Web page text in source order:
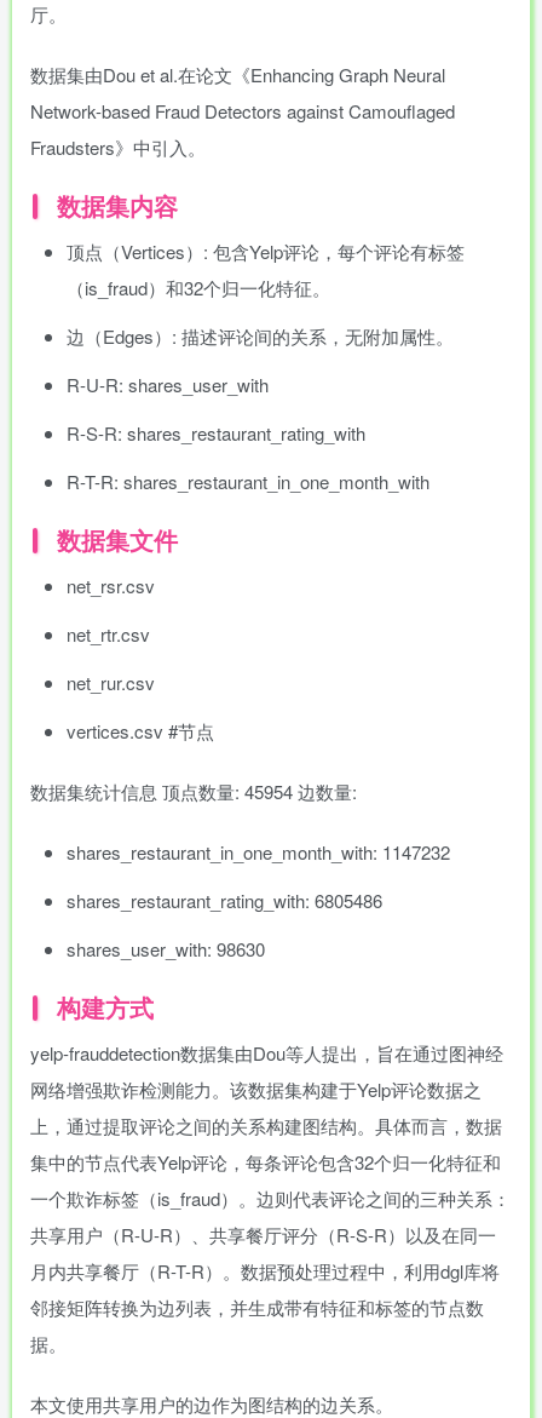
widgets-
仿象牙
三角钢
指乎
乐器
音破壁机
多功能豆浆料
￥
￥0.00
鹿头
蛇
团购中
￥1.00
小打
小闹
高端实木钢琴
￥1.00
乐器
厅。
数据集由Dou et al.在论文《Enhancing Graph Neural
Network-based Fraud Detectors against Camouflaged
Fraudsters》中引入。
数据集内容
顶点（Vertices）: 包含Yelp评论，每个评论有标签
（is_fraud）和32个归一化特征。
边（Edges）: 描述评论间的关系，无附加属性。
R-U-R: shares_user_with
R-S-R: shares_restaurant_rating_with
R-T-R: shares_restaurant_in_one_month_with
数据集文件
net_rsr.csv
net_rtr.csv
net_rur.csv
vertices.csv #节点
数据集统计信息 顶点数量: 45954 边数量:
shares_restaurant_in_one_month_with: 1147232
shares_restaurant_rating_with: 6805486
shares_user_with: 98630
构建方式
yelp-frauddetection数据集由Dou等人提出，旨在通过图神经
网络增强欺诈检测能力。该数据集构建于Yelp评论数据之
上，通过提取评论之间的关系构建图结构。具体而言，数据
集中的节点代表Yelp评论，每条评论包含32个归一化特征和
一个欺诈标签（is_fraud）。边则代表评论之间的三种关系：
共享用户（R-U-R）、共享餐厅评分（R-S-R）以及在同一
月内共享餐厅（R-T-R）。数据预处理过程中，利用dgl库将
邻接矩阵转换为边列表，并生成带有特征和标签的节点数
据。
本文使用共享用户的边作为图结构的边关系。